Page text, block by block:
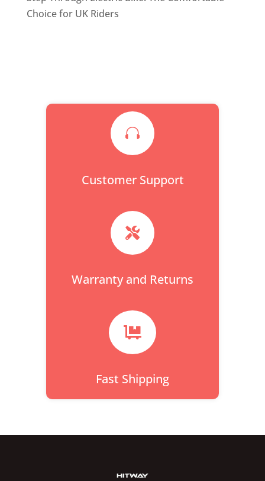
Choice for UK Riders

Customer Support

Warranty and Returns

Fast Shipping